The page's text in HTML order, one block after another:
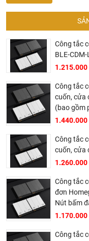
Công tắc cơ cao cấp
Tính năng công tắc
CRE2-L
Tính năng: Khóa trẻ
Lựa chọn được tính
có điện lại của thiết
Tính năng cài đặt
không cần internet,
Kịch bản lưu trên
cần internet, không
Nút bấm đa điểm
Chứng nhận chứng
Công tắc
BLE-
1.215.000
Công tắc
cuốn, cửa
(bao gồm
1.440.000
Công tắc
cuốn, cửa
1.260.000
Công tắc
đơn
Nút bấm
1.170.000
Công tắc